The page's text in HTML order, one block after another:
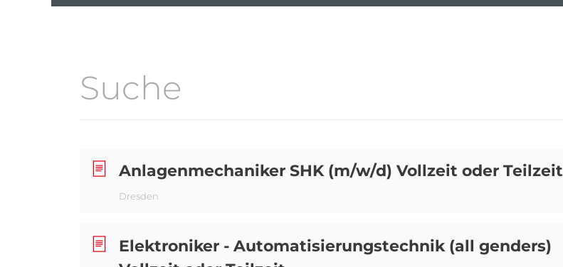
Anlagenmechaniker SHK (m/w/d) Vollzeit oder Teilzeit
Dresden
Elektroniker - Automatisierungstechnik (all genders)